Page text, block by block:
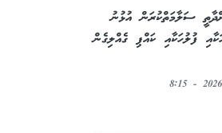
ސަލާމަތްކުރަން އުޅުނު
ފުލުހަކާއި ކައްޕި ގެއްލިގެން